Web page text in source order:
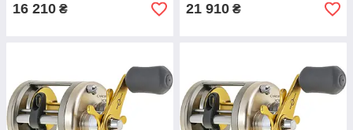
16 210 ₴ 21 910 ₴